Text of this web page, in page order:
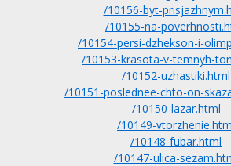
/10156-byt-
/10155-na-
/10154-persi-dzhekson-i-
/10153-krasota-v-temnyh-
/10152-uzhastiki.html
/10151-poslednee-chto-on-
/10150-lazar.html
/10149-
/10148-fubar.html
/10147-ulica-